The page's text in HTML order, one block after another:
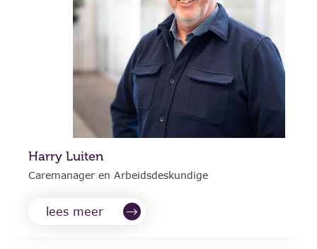
Harry Luiten
Caremanager en Arbeidsdeskundige
lees meer